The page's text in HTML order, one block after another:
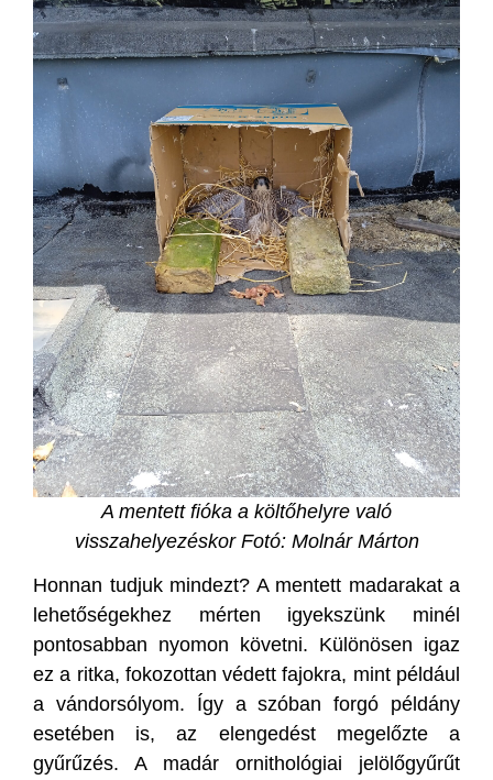
A mentett fióka a költőhelyre való
visszahelyezéskor Fotó: Molnár Márton
Honnan tudjuk mindezt? A mentett madarakat a
lehetőségekhez mérten igyekszünk minél
pontosabban nyomon követni. Különösen igaz
ez a ritka, fokozottan védett fajokra, mint például
a vándorsólyom. Így a szóban forgó példány
esetében is, az elengedést megelőzte a
gyűrűzés. A madár ornithológiai jelölőgyűrűt